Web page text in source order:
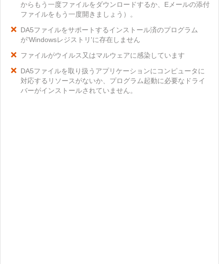
からもう一度ファイルをダウンロードするか、Eメールの添付
ファイルをもう一度開きましょう）。
DA5ファイルをサポートするインストール済のプログラム
が'Windowsレジストリ'に存在しません
ファイルがウイルス又はマルウェアに感染しています
DA5ファイルを取り扱うアプリケーションにコンピュータに
対応するリソースがないか、プログラム起動に必要なドライ
バーがインストールされていません。